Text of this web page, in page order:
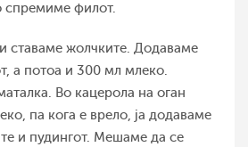
спремиме филот.
ставаме жолчките. Додаваме
а потоа и 300 мл млеко.
Во кацерола на оган
па кога е врело, ја додаваме
и пудингот. Мешаме да се